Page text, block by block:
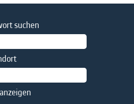
suchen